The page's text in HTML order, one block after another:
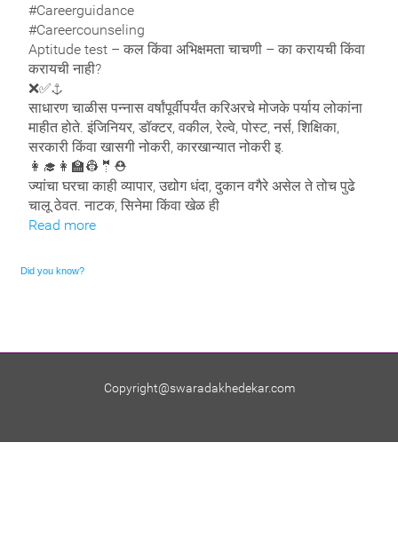
#Careerguidance
#Careercounseling
Aptitude test – कल किंवा अभिक्षमता चाचणी – का करायची किंवा
करायची नाही?
❌✅⚓
साधारण चाळीस पन्नास वर्षांपूर्वीपर्यंत करिअरचे मोजके पर्याय लोकांना
माहीत होते. इंजिनियर, डॉक्टर, वकील, रेल्वे, पोस्ट, नर्स, शिक्षिका,
सरकारी किंवा खासगी नोकरी, कारखान्यात नोकरी इ.
👩‍🎓👩‍🏫👷🤵⛑️
ज्यांचा घरचा काही व्यापार, उद्योग धंदा, दुकान वगैरे असेल ते तोच पुढे
चालू ठेवत. नाटक, सिनेमा किंवा खेळ ही
Read more
Did you know?
Copyright@swaradakhedekar.com